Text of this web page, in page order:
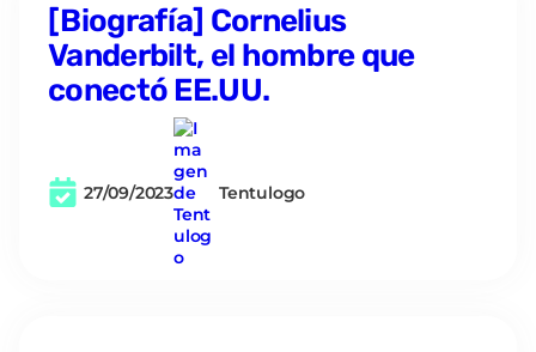
[Biografía] Cornelius
Vanderbilt, el hombre que
conectó EE.UU.
27/09/2023 Tentulogo